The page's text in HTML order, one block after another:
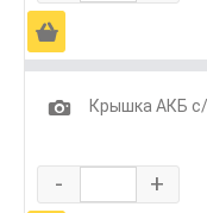
Ä
1
Крышка АКБ
- +